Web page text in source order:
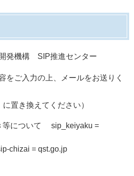
機構 SIP推進センター
をご入力の上、メールをお送りく
に置き換えてください）
等について sip_keiyaku =
chizai = qst.go.jp